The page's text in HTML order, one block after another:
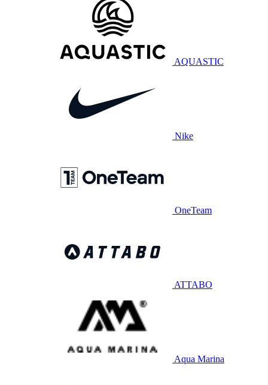
AQUASTIC
Nike
OneTeam
ATTABO
Aqua Marina